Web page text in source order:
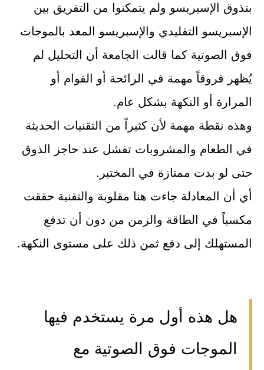
بتذوق الإسبريسو ولم يتمكنوا من التفريق بين
الإسبريسو التقليدي والإسبريسو المعد بالموجات
فوق الصوتية كما قالت الجامعة أن التحليل لم
يُظهر فروقاً مهمة في الرائحة أو القوام أو
المرارة أو النكهة بشكل عام.
وهذه نقطة مهمة لأن كثيراً من التقنيات الحديثة
في الطعام والمشروبات تفشل عند حاجز الذوق
حتى لو بدت ممتازة في المختبر.
أي أن المعادلة جاءت هنا مقلوبة والتقنية حققت
مكسباً في الطاقة والزمن من دون أن تدفع
المستهلك إلى دفع ثمن ذلك على مستوى النكهة.
هل هذه أول مرة يستخدم فيها
الموجات فوق الصوتية مع